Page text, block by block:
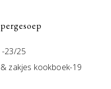
23/25
zakjes kookboek-19